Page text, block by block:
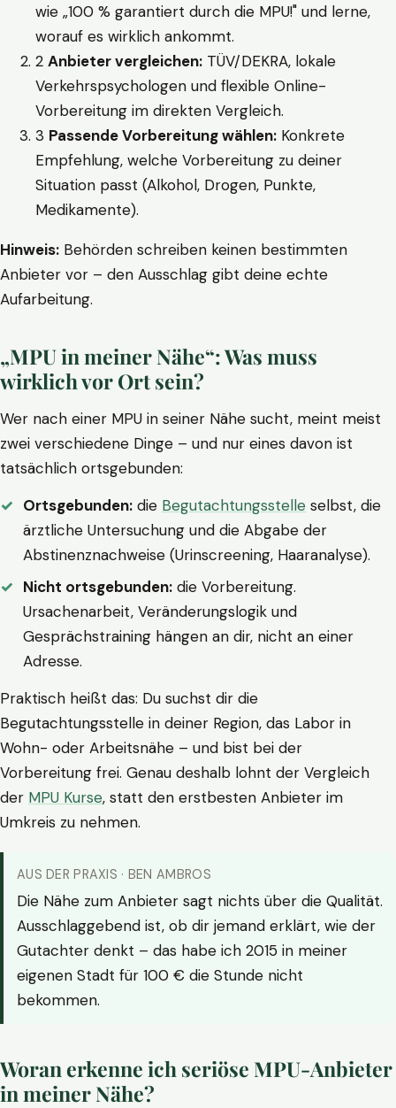
wie „100 % garantiert durch die MPU!" und lerne,
worauf es wirklich ankommt.
2 Anbieter vergleichen: TÜV/DEKRA, lokale
Verkehrspsychologen und flexible Online-
Vorbereitung im direkten Vergleich.
3 Passende Vorbereitung wählen: Konkrete
Empfehlung, welche Vorbereitung zu deiner
Situation passt (Alkohol, Drogen, Punkte,
Medikamente).
Hinweis: Behörden schreiben keinen bestimmten
Anbieter vor – den Ausschlag gibt deine echte
Aufarbeitung.
„MPU in meiner Nähe“: Was muss
wirklich vor Ort sein?
Wer nach einer MPU in seiner Nähe sucht, meint meist
zwei verschiedene Dinge – und nur eines davon ist
tatsächlich ortsgebunden:
Ortsgebunden: die Begutachtungsstelle selbst, die
ärztliche Untersuchung und die Abgabe der
Abstinenznachweise (Urinscreening, Haaranalyse).
Nicht ortsgebunden: die Vorbereitung.
Ursachenarbeit, Veränderungslogik und
Gesprächstraining hängen an dir, nicht an einer
Adresse.
Praktisch heißt das: Du suchst dir die
Begutachtungsstelle in deiner Region, das Labor in
Wohn- oder Arbeitsnähe – und bist bei der
Vorbereitung frei. Genau deshalb lohnt der Vergleich
der MPU Kurse, statt den erstbesten Anbieter im
Umkreis zu nehmen.
AUS DER PRAXIS · BEN AMBROS
Die Nähe zum Anbieter sagt nichts über die Qualität.
Ausschlaggebend ist, ob dir jemand erklärt, wie der
Gutachter denkt – das habe ich 2015 in meiner
eigenen Stadt für 100 € die Stunde nicht
bekommen.
Woran erkenne ich seriöse MPU-Anbieter
in meiner Nähe?